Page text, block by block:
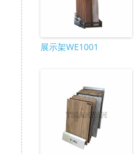
展示架WE1001